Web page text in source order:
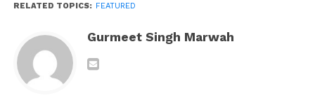
RELATED TOPICS: FEATURED
Gurmeet Singh Marwah